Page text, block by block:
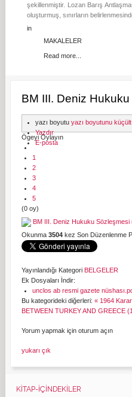
şekillenmiştir. Lozan Barış
oluşturmuş, sınırların
in
MAKALELER
Read more...
BM III. Deniz
yazı boyutu yazı boyutunu küçült
Yazdır
E-posta
Ögeyi Oylayın
1
2
3
4
5
(0 oy)
BM III. Deniz Hukuku Sözleşmesi
Okunma 3504kez Son Düzenlenme
Yayınlandığı Kategori BELGELER
Ek Dosyaları İndir:
unclos ab resmi gazete
Bu kategorideki diğerleri: « 1964
BETWEEN TURKEY AND GREECE
Yorum yapmak için oturum açın
yukarı çık
KITAP-İÇINDEKILER